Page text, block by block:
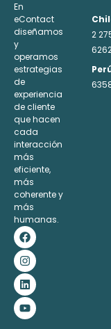
En
eContact
diseñamos
y
operamos
estrategias
de
experiencia
de cliente
que hacen
cada
interacción
más
eficiente,
más
coherente y
más
humanas.
F
a
c
e
b
o
o
k
I
n
s
t
a
g
r
a
m
L
i
n
k
e
d
i
n
Y
o
u
t
u
b
e
2